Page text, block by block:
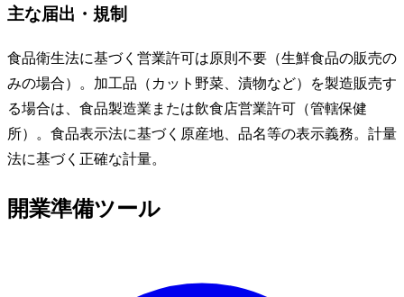
主な届出・規制
食品衛生法に基づく営業許可は原則不要（生鮮食品の販売の
みの場合）。加工品（カット野菜、漬物など）を製造販売す
る場合は、食品製造業または飲食店営業許可（管轄保健
所）。食品表示法に基づく原産地、品名等の表示義務。計量
法に基づく正確な計量。
開業準備ツール